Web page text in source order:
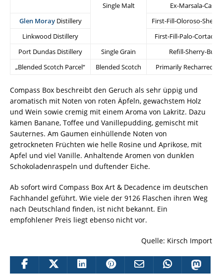
Single Malt
Ex-Marsala-Casks
Glen MorayDistillery
First-Fill-Oloroso-
Linkwood Distillery
First-Fill-Palo-
Port Dundas Distillery
Single Grain
Refill-Sherry-Butts
„Blended Scotch Parcel“
Blended Scotch Primarily Recharred-
Compass Box beschreibt den Geruch als sehr üppig und
aromatisch mit Noten von roten Äpfeln, gewachstem Holz
und Wein sowie cremig mit einem Aroma von Lakritz. Dazu
kämen Banane, Toffee und Vanillepudding, gemischt mit
Sauternes. Am Gaumen einhüllende Noten von
getrockneten Früchten wie helle Rosine und Aprikose, mit
Apfel und viel Vanille. Anhaltende Aromen von dunklen
Schokoladenraspeln und duftender Eiche.
Ab sofort wird Compass Box Art & Decadence im deutschen
Fachhandel geführt. Wie viele der 9126 Flaschen ihren Weg
nach Deutschland finden, ist nicht bekannt. Ein
empfohlener Preis liegt ebenso nicht vor.
Quelle: Kirsch Import